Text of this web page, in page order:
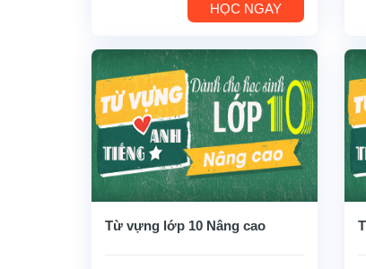
HỌC NGAY
Từ vựng lớp 10 Nâng cao